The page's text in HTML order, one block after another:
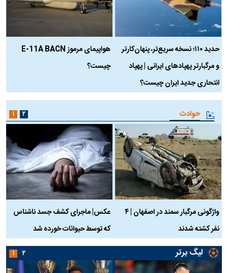
حدید ۱۱۰؛ نسخه سریع‌تر، پنهان‌کارتر
و مرگبارتر پهپادهای ایرانی | پهپاد
انتحاری جدید ایران چیست؟
هواپیمای مرموز E-11A BACN
چیست؟
حوادث
واژگونی مرگبار سمند در اصفهان | ۴
نفر کشته شدند
عکس| ماجرای کشف جسد ناشناس
که توسط حیوانات خورده شد
۱ ۲
لیگ برتر ۱ ۲